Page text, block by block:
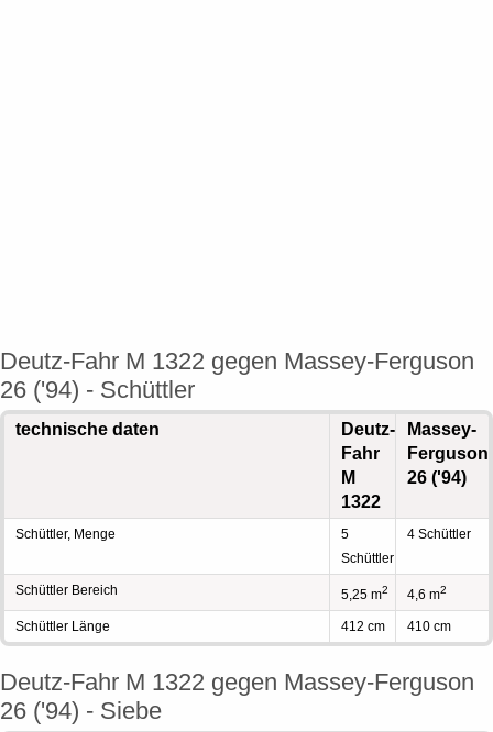
Deutz-Fahr M 1322 gegen Massey-Ferguson
26 ('94) - Schüttler
technische daten
Deutz-
Fahr
M
1322
Massey-
Ferguson
26 ('94)
Schüttler, Menge
5
Schüttler
4 Schüttler
Schüttler Bereich 5,25 m2 4,6 m2
Schüttler Länge 412 cm 410 cm
Deutz-Fahr M 1322 gegen Massey-Ferguson
26 ('94) - Siebe